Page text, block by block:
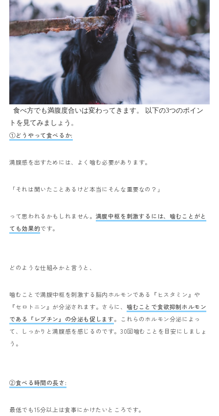
食べ方でも満腹度合いは変わってきます。
以下の3つのポイン
トを見てみましょう。
①どうやって食べるか:
満腹感を出すためには、よく噛む必要があります。
「それは聞いたことあるけど本当にそんな重要なの？」
って思われるかもしれません。 満腹中枢を刺激するには、噛むことがと
ても効果的です。
どのような仕組みかと言うと、
噛むことで満腹中枢を刺激する脳内ホルモンである『ヒスタミン』や
『セロトニン』が分泌されます。さらに、 噛むことで食欲抑制ホルモン
である『レプチン』の分泌も促します。これらのホルモン分泌によっ
て、しっかりと満腹感を感じるのです。30回噛むことを目安にしましょ
う。
②食べる時間の長さ:
最低でも15分以上は食事にかけたいところです。